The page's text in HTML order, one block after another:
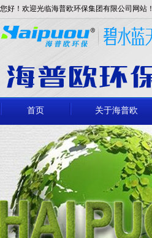
您好！欢迎光临海普欧环保集团有限公司网站！
首页 关于海普欧